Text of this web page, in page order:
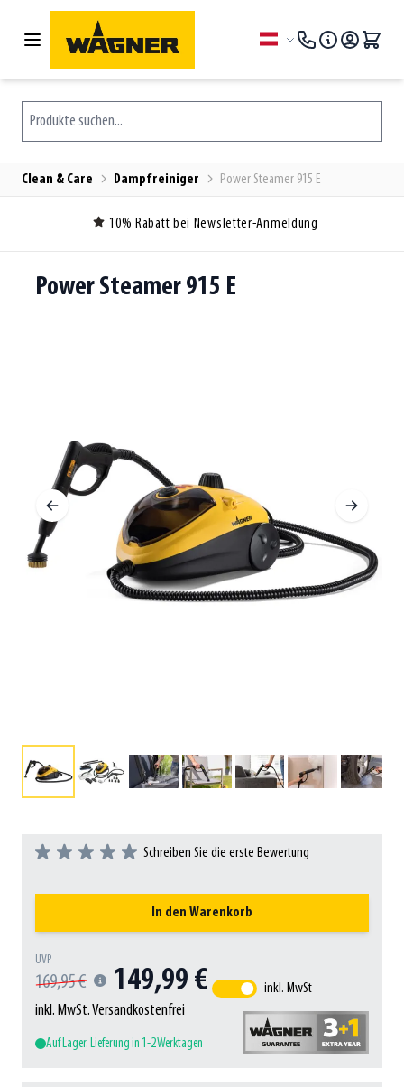
Zum Inhalt springen
Sprache
Produkte suchen...
Clean & Care Dampfreiniger Power Steamer 915 E
10% Rabatt bei Newsletter-Anmeldung
Power Steamer 915 E
Schreiben Sie die erste Bewertung
In den Warenkorb
UVP
169,95 € 149,99 €
inkl. MwSt. Versandkostenfrei
inkl. MwSt
Auf Lager. Lieferung in 1-2 Werktagen